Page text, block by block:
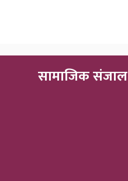
सामाजिक संजाल